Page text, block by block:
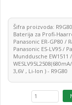
Šifra proizvoda: R9G80
Baterija za Profi-
Panasonic ER-GP80 /
Panasonic ES-LV95 /
Munddusche EW1511
3,6V , Li-Ion ) - R9G80